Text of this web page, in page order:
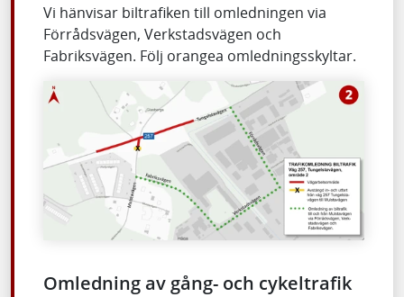
Vi hänvisar biltrafiken till omledningen via
Förrådsvägen, Verkstadsvägen och
Fabriksvägen. Följ orangea omledningsskyltar.
Omledning av gång- och cykeltrafik